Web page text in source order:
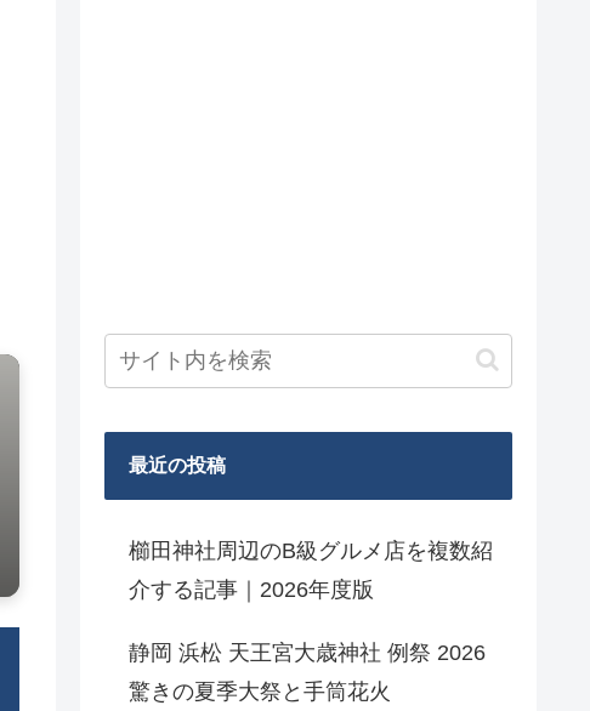
最近の投稿
櫛田神社周辺のB級グルメ店を複数紹
介する記事｜2026年度版
静岡 浜松 天王宮大歳神社 例祭 2026
驚きの夏季大祭と手筒花火